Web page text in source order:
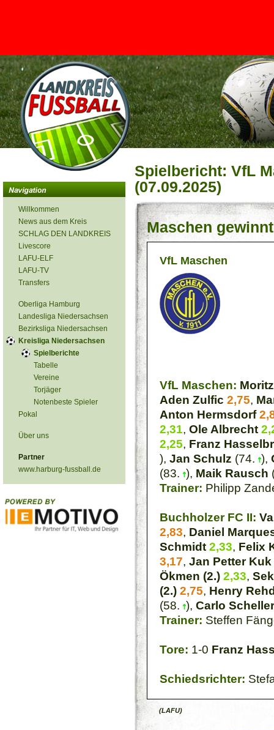
<
Willkommen
News aus dem Kreis
SCHLAG DEN LANDKREIS
Livescore
LAFU-ELF
LAFU-TV
Transfers
Oberliga Hamburg
Landesliga Niedersachsen
Bezirksliga Niedersachsen
Kreisliga Niedersachsen
Spielberichte
Tabelle
Vereine
Torjäger
Notenbeste Spieler
Pokal
Über uns
Partner
www.harburg-fussball.de
Spielbericht: VfL
(07.09.2025)
Maschen
VfL Maschen
VfL Maschen:
Aden Zulfic 2,75,
Anton Hermsdorf
2,31, Ole Albrecht
2,25, Franz
), Jan Schulz (74. ),
(83. ), Maik Rausch
Trainer: Philipp
Buchholzer FC II:
2,83, Daniel
Schmidt 2,33, Felix
3,17, Jan Petter Kuk
Ökmen (2.) 2,33,
(2.) 2,75, Henry
(58. ), Carlo Scheller
Trainer: Steffen
Tore: 1-0 Franz
Schiedsrichter:
(LAFU)